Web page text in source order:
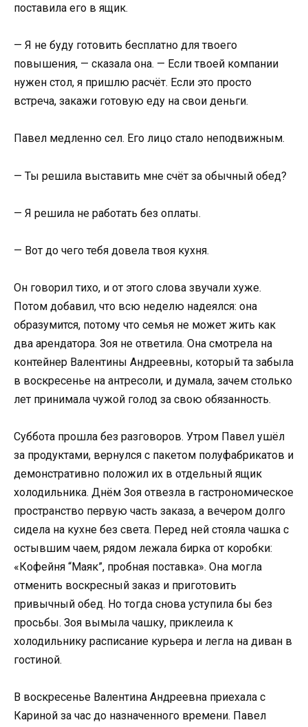
поставила его в ящик.
— Я не буду готовить бесплатно для твоего
повышения, — сказала она. — Если твоей компании
нужен стол, я пришлю расчёт. Если это просто
встреча, закажи готовую еду на свои деньги.
Павел медленно сел. Его лицо стало неподвижным.
— Ты решила выставить мне счёт за обычный обед?
— Я решила не работать без оплаты.
— Вот до чего тебя довела твоя кухня.
Он говорил тихо, и от этого слова звучали хуже.
Потом добавил, что всю неделю надеялся: она
образумится, потому что семья не может жить как
два арендатора. Зоя не ответила. Она смотрела на
контейнер Валентины Андреевны, который та забыла
в воскресенье на антресоли, и думала, зачем столько
лет принимала чужой голод за свою обязанность.
Суббота прошла без разговоров. Утром Павел ушёл
за продуктами, вернулся с пакетом полуфабрикатов и
демонстративно положил их в отдельный ящик
холодильника. Днём Зоя отвезла в гастрономическое
пространство первую часть заказа, а вечером долго
сидела на кухне без света. Перед ней стояла чашка с
остывшим чаем, рядом лежала бирка от коробки:
«Кофейня “Маяк”, пробная поставка». Она могла
отменить воскресный заказ и приготовить
привычный обед. Но тогда снова уступила бы без
просьбы. Зоя вымыла чашку, приклеила к
холодильнику расписание курьера и легла на диван в
гостиной.
В воскресенье Валентина Андреевна приехала с
Кариной за час до назначенного времени. Павел